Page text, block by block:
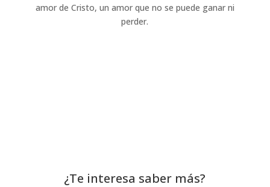
amor de Cristo, un amor que no se puede ganar ni
perder.
¿Te interesa saber más?